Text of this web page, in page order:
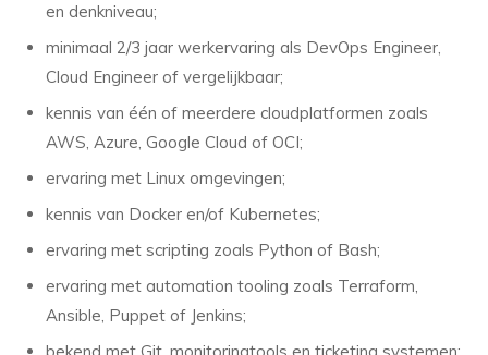
en denkniveau;
minimaal 2/3 jaar werkervaring als DevOps Engineer,
Cloud Engineer of vergelijkbaar;
kennis van één of meerdere cloudplatformen zoals
AWS, Azure, Google Cloud of OCI;
ervaring met Linux omgevingen;
kennis van Docker en/of Kubernetes;
ervaring met scripting zoals Python of Bash;
ervaring met automation tooling zoals Terraform,
Ansible, Puppet of Jenkins;